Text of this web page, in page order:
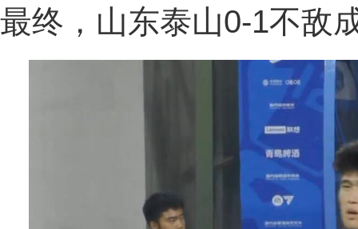
最终，山东泰山0-1不敌